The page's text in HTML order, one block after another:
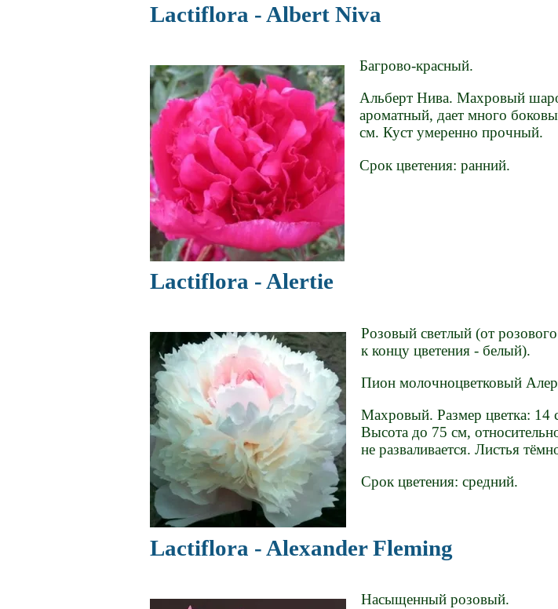
Lactiflora - Albert Niva
Багрово-красный.
Альберт Нива. Махровый
ароматный, дает много
см. Куст умеренно прочный.
Срок цветения: ранний.
Lactiflora - Alertie
Розовый светлый (от
к концу цветения - белый).
Пион молочноцветковый
Махровый. Размер цветка: 14
Высота до 75 см,
не разваливается. Листья
Срок цветения: средний.
Lactiflora - Alexander Fleming
Насыщенный розовый.